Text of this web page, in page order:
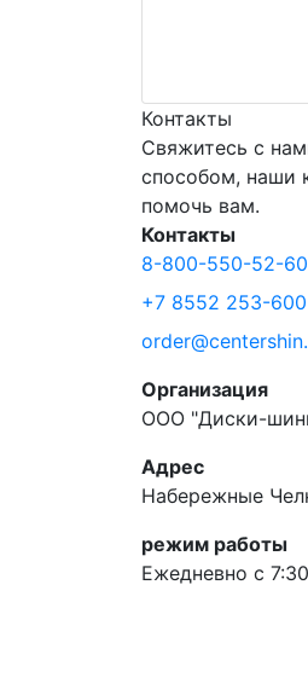
Контакты
Свяжитесь с
способом, наши
помочь вам.
Контакты
8-800-550-52-60
+7 8552 253-600
Организация
ООО "Диски-
Адрес
Набережные
режим работы
Ежедневно с